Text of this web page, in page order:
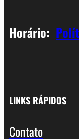
Horário:
LINKS RÁPIDOS
Contato